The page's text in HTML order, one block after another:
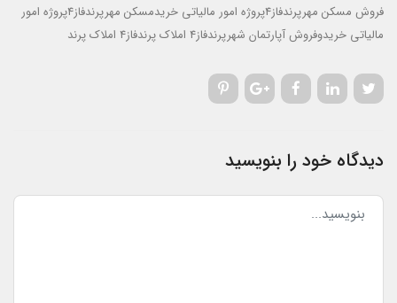
فروش مسکن مهرپرندفاز4پروژه امور مالیاتی
خریدمسکن مهرپرندفاز4پروژه امور
مالیاتی خریدوفروش آپارتمان شهرپرندفاز4 املاک پرندفاز4 املاک پرند
دیدگاه خود را بنویسید